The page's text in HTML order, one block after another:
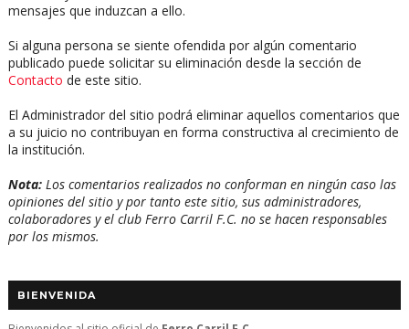
mensajes que induzcan a ello.
Si alguna persona se siente ofendida por algún comentario
publicado puede solicitar su eliminación desde la sección de
Contacto de este sitio.
El Administrador del sitio podrá eliminar aquellos comentarios que
a su juicio no contribuyan en forma constructiva al crecimiento de
la institución.
Nota:Los comentarios realizados no conforman en ningún caso las
opiniones del sitio y por tanto este sitio, sus administradores,
colaboradores y el club Ferro Carril F.C. no se hacen responsables
por los mismos.
BIENVENIDA